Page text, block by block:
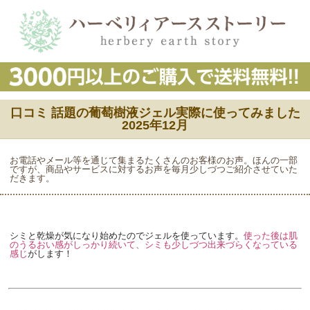
口コミ 話題の葡萄樹液ジェル実際に使ってみました
2025年12月
お電話やメール等を通じて集まるたくさんのお客様のお声。ほんの一部
ですが、商品やサービスに対するお声を毎月少しづつご紹介させていた
だきます。
シミと乾燥が気になり始めたのでジェルを使っています。 使った後は肌
のうるおい感がしっかり続いて、シミも少しづつ出来づらくなっている
感じがします！